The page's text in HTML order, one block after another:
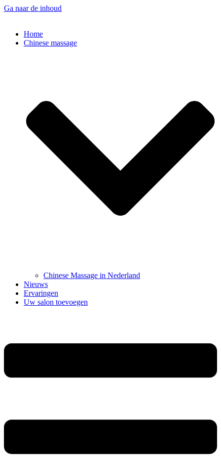
Ga naar de inhoud
Home
Chinese massage
Chinese Massage in Nederland
Nieuws
Ervaringen
Uw salon toevoegen